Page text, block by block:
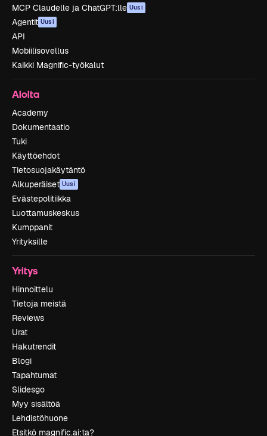
MCP Claudelle ja ChatGPT:lle Uusi
Agentit Uusi
API
Mobiilisovellus
Kaikki Magnific-työkalut
Aloita
Academy
Dokumentaatio
Tuki
Käyttöehdot
Tietosuojakäytäntö
Alkuperäiset Uusi
Evästepolitiikka
Luottamuskeskus
Kumppanit
Yrityksille
Yritys
Hinnoittelu
Tietoja meistä
Reviews
Urat
Hakutrendit
Blogi
Tapahtumat
Slidesgo
Myy sisältöä
Lehdistöhuone
Etsitkö magnific.ai:ta?